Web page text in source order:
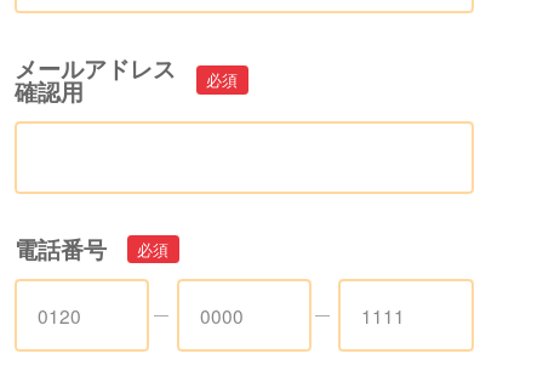
メールアドレス
確認用
電話番号